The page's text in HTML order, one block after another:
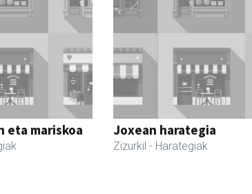
eta mariskoa Joxean harategia
Zizurkil - Harategiak